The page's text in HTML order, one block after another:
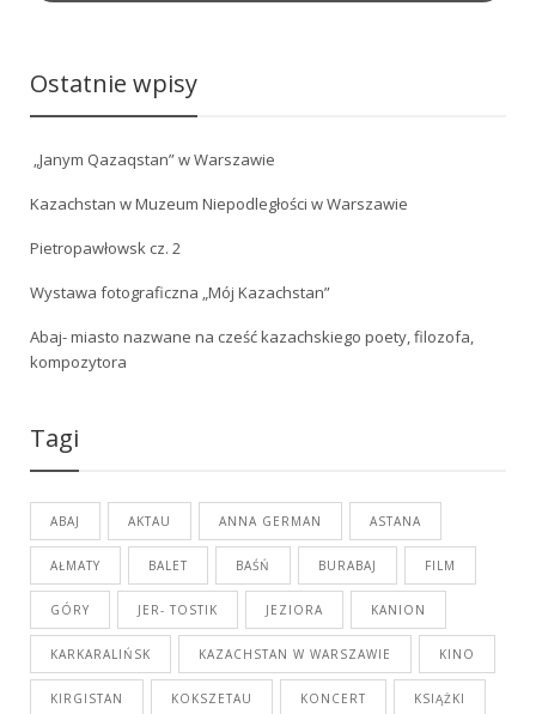
Ostatnie wpisy
„Janym Qazaqstan” w Warszawie
Kazachstan w Muzeum Niepodległości w Warszawie
Pietropawłowsk cz. 2
Wystawa fotograficzna „Mój Kazachstan”
Abaj- miasto nazwane na cześć kazachskiego poety, filozofa,
kompozytora
Tagi
ABAJ AKTAU ANNA GERMAN ASTANA
AŁMATY BALET BAŚŃ BURABAJ FILM
GÓRY JER- TOSTIK JEZIORA KANION
KARKARALIŃSK KAZACHSTAN W WARSZAWIE KINO
KIRGISTAN KOKSZETAU KONCERT KSIĄŻKI